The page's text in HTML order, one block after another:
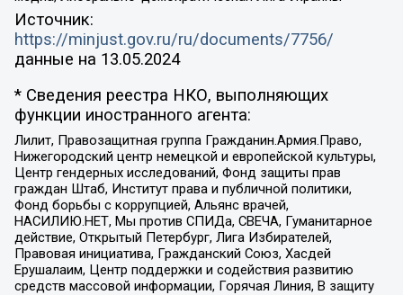
Источник:
https://minjust.gov.ru/ru/documents/7756/
данные на 13.05.2024
* Сведения реестра НКО, выполняющих
функции иностранного агента:
Лилит, Правозащитная группа Гражданин.Армия.Право,
Нижегородский центр немецкой и европейской культуры,
Центр гендерных исследований, Фонд защиты прав
граждан Штаб, Институт права и публичной политики,
Фонд борьбы с коррупцией, Альянс врачей,
НАСИЛИЮ.НЕТ, Мы против СПИДа, СВЕЧА, Гуманитарное
действие, Открытый Петербург, Лига Избирателей,
Правовая инициатива, Гражданский Союз, Хасдей
Ерушалаим, Центр поддержки и содействия развитию
средств массовой информации, Горячая Линия, В защиту